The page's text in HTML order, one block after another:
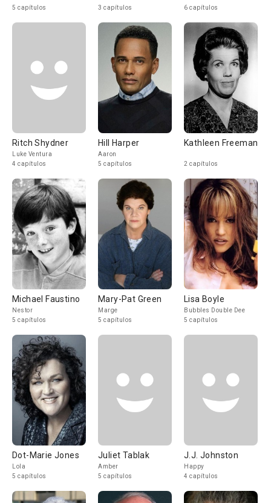
5 capítulos 3 capítulos 6 capítulos
Ritch Shydner
Luke Ventura
4 capítulos
Hill Harper
Aaron
5 capítulos
Kathleen Freeman
2 capítulos
Michael Faustino
Nestor
5 capítulos
Mary-Pat Green
Marge
5 capítulos
Lisa Boyle
Bubbles Double Dee
5 capítulos
Dot-Marie Jones
Lola
5 capítulos
Juliet Tablak
Amber
5 capítulos
J.J. Johnston
Happy
4 capítulos